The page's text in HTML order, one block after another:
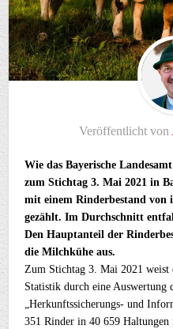
Veröffentlicht von
Wie das Bayerische
zum Stichtag 3. Mai 2021 in
mit einem Rinderbestand von
gezählt. Im Durchschnitt
Den Hauptanteil der
die Milchkühe aus.
Zum Stichtag 3. Mai 2021 weist
Statistik durch eine Auswertung
„Herkunftssicherungs- und
351 Rinder in 40 659